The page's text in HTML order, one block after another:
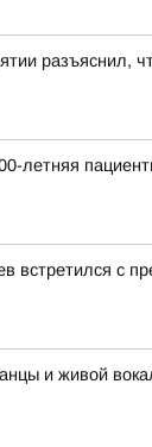
разъяснил,
летняя
встретился с
и живой